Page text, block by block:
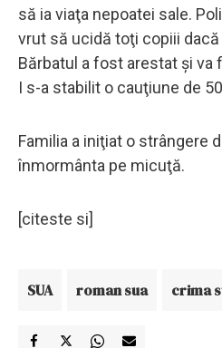
să ia viaţa nepoatei sale.
vrut să ucidă toţi copiii
Bărbatul a fost arestat şi va
I s-a stabilit o cauţiune de
Familia a iniţiat o strângere
înmormânta pe micuţă.
[citeste si]
SUA roman sua crima